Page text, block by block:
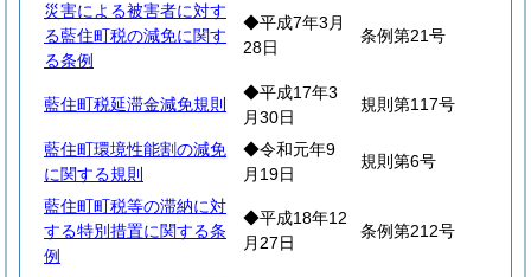
災害による被害者に対す
る藍住町税の減免に関す
る条例
◆平成7年3月
28日
条例第21号
藍住町税延滞金減免規則
◆平成17年3
月30日
規則第117号
藍住町環境性能割の減免
に関する規則
◆令和元年9
月19日
規則第6号
藍住町町税等の滞納に対
する特別措置に関する条
例
◆平成18年12
月27日
条例第212号